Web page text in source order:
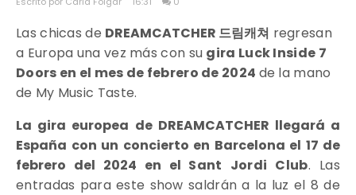
Las chicas de DREAMCATCHER 드림캐쳐 regresan
a Europa una vez más con su gira Luck Inside 7
Doors en el mes de febrero de 2024 de la mano
de My Music Taste.
La gira europea de DREAMCATCHER llegará a
España con un concierto en Barcelona el 17 de
febrero del 2024 en el Sant Jordi Club. Las
entradas para este show saldrán a la luz el 8 de